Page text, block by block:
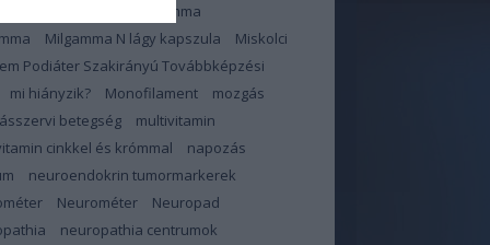
milgamma
Milgamma N lágy kapszula
Miskolci
Podiáter Szakirányú Továbbképzési
mi hiányzik? Monofilament
mozgás
betegség
multivitamin
cinkkel és krómmal
napozás
neuroendokrin tumormarkerek
Neurométer
Neuropad
neuropathia centrumok